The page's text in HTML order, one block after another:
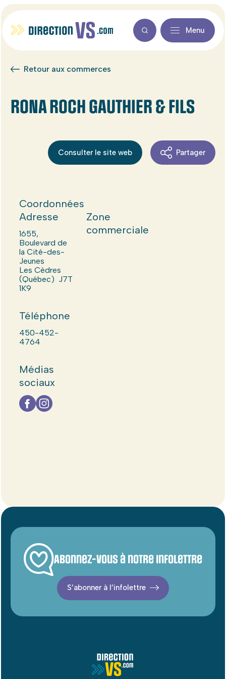
Menu
Retour aux commerces
RONA ROCH GAUTHIER & FILS
Consulter le site web Partager
Coordonnées
Adresse
1655,
Boulevard de
la Cité-des-
Jeunes
Les Cèdres
(Québec) J7T
1K9
Téléphone
450-452-
4764
Médias
sociaux
Zone
commerciale
Abonnez-vous à notre infolettre
S’abonner à l’infolettre